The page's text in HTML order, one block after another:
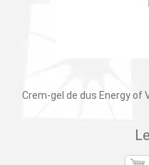
Crem-gel de dus Energy